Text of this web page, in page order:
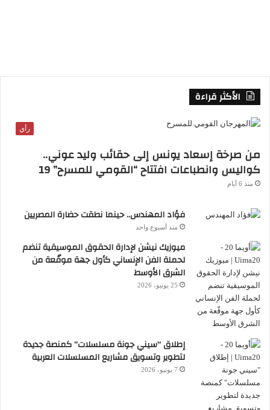
الأكثر قراءة
رأي
من صرخة إسعاد يونس إلى حقائب وليد عوني..
كواليس وانطباعات افتتاح “القومي للمسرح” 19
منذ 6 أيام
فؤاد المهندس.. حينما نطقت حضارة المصريين
منذ أسبوع واحد
ميوزيك نيشن لإدارة الحقوق الموسيقية تنضم
لحملة الفن الإنساني كأول جهة موقّعة من
الشرق الأوسط
25 يونيو، 2026
إطلاق “سيني جونة مسلسلات” كمنصة جديدة
لتطوير وتسويق مشاريع المسلسلات العربية
7 يونيو، 2026